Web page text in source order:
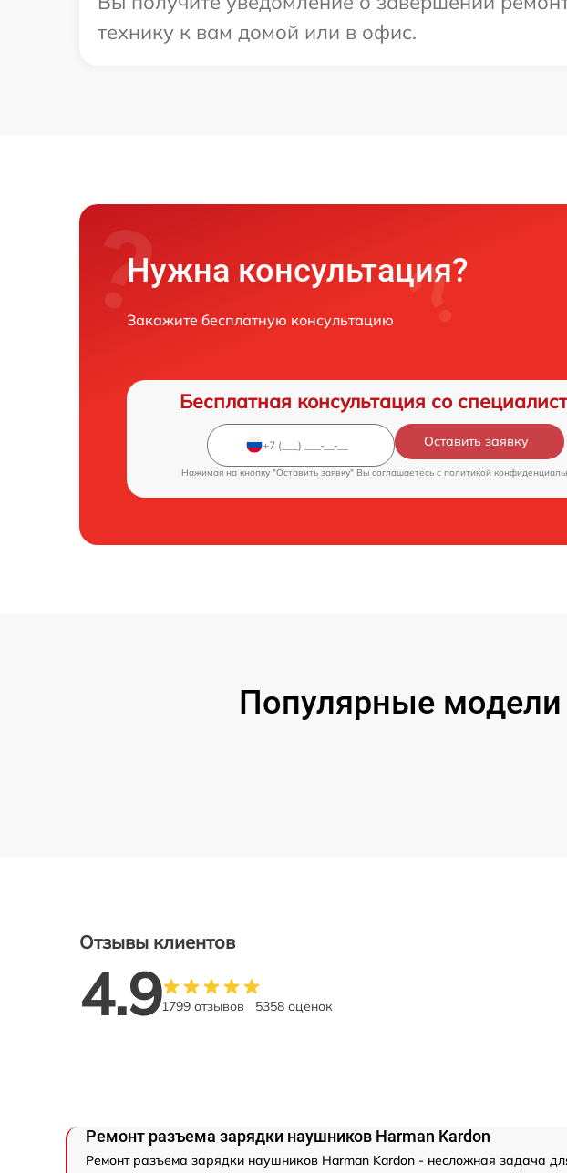
технику к вам домой или в офис.
Нужна консультация?
Закажите бесплатную консультацию
Бесплатная консультация со
Оставить заявку
Нажимая на кнопку "Оставить заявку" Вы соглашаетесь c политикой
Популярные
Отзывы клиентов
4.91799 отзывов 5358 оценок
Ремонт разъема зарядки наушников Harman Kardon
Ремонт разъема зарядки наушников Harman Kardon - несложная задача